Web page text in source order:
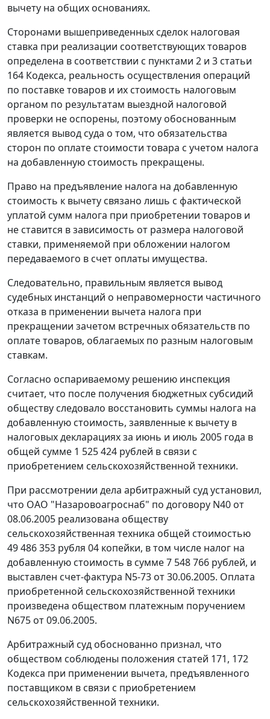
вычету на общих основаниях.
Сторонами вышеприведенных сделок налоговая
ставка при реализации соответствующих товаров
определена в соответствии с пунктами 2 и 3 статьи
164 Кодекса, реальность осуществления операций
по поставке товаров и их стоимость налоговым
органом по результатам выездной налоговой
проверки не оспорены, поэтому обоснованным
является вывод суда о том, что обязательства
сторон по оплате стоимости товара с учетом налога
на добавленную стоимость прекращены.
Право на предъявление налога на добавленную
стоимость к вычету связано лишь с фактической
уплатой сумм налога при приобретении товаров и
не ставится в зависимость от размера налоговой
ставки, применяемой при обложении налогом
передаваемого в счет оплаты имущества.
Следовательно, правильным является вывод
судебных инстанций о неправомерности частичного
отказа в применении вычета налога при
прекращении зачетом встречных обязательств по
оплате товаров, облагаемых по разным налоговым
ставкам.
Согласно оспариваемому решению инспекция
считает, что после получения бюджетных субсидий
обществу следовало восстановить суммы налога на
добавленную стоимость, заявленные к вычету в
налоговых декларациях за июнь и июль 2005 года в
общей сумме 1 525 424 рублей в связи с
приобретением сельскохозяйственной техники.
При рассмотрении дела арбитражный суд установил,
что ОАО "Назаровоагроснаб" по договору N40 от
08.06.2005 реализована обществу
сельскохозяйственная техника общей стоимостью
49 486 353 рубля 04 копейки, в том числе налог на
добавленную стоимость в сумме 7 548 766 рублей, и
выставлен счет-фактура N5-73 от 30.06.2005. Оплата
приобретенной сельскохозяйственной техники
произведена обществом платежным поручением
N675 от 09.06.2005.
Арбитражный суд обоснованно признал, что
обществом соблюдены положения статей 171, 172
Кодекса при применении вычета, предъявленного
поставщиком в связи с приобретением
сельскохозяйственной техники.